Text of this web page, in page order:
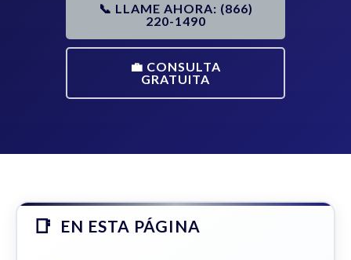
📞 LLAME AHORA: (866)
220-1490
💼 CONSULTA
GRATUITA
EN ESTA PÁGINA